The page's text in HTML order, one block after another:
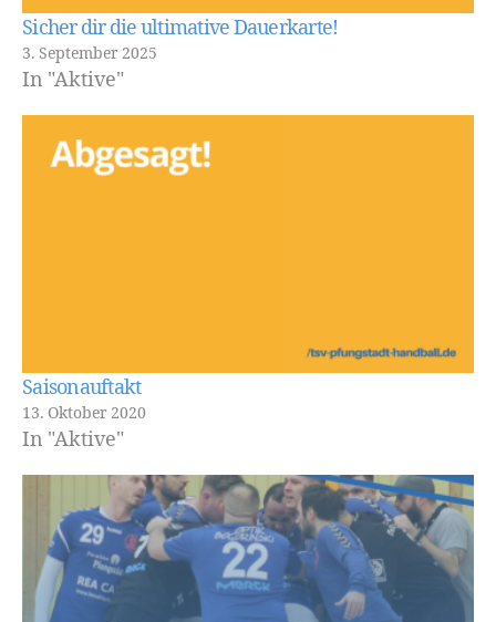
Sicher dir die ultimative Dauerkarte!
3. September 2025
In "Aktive"
Saisonauftakt
13. Oktober 2020
In "Aktive"